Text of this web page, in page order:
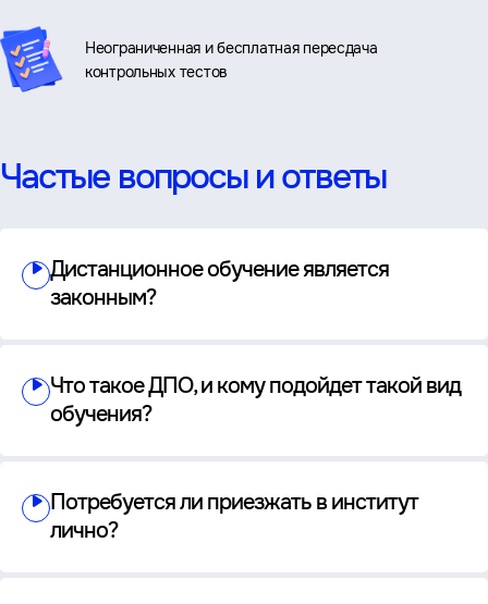
Неограниченная и бесплатная пересдача
контрольных тестов
Частые вопросы и ответы
Дистанционное обучение является
законным?
Что такое ДПО, и кому подойдет такой вид
обучения?
Потребуется ли приезжать в институт
лично?